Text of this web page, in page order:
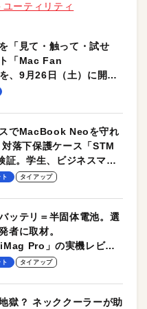
ーティリティ
「見て・触って・試せ
「Mac Fan
、9月26日（土）に開催
でMacBook Neoを守れ
落下保護ケース「STM
。学生、ビジネスマン
に最適！
タイアップ
ッテリ＝半固体電池。選
者に取材。
Pro」の実機レビュ
タイアップ
獄？ ネッククーラーが助